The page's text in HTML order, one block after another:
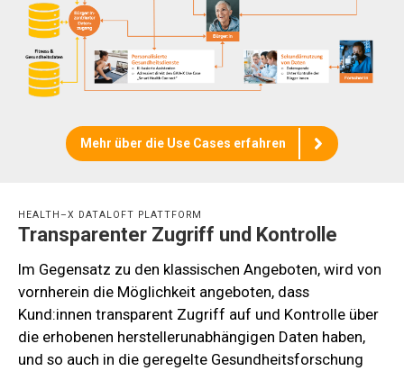
Mehr über die Use Cases erfahren
HEALTH–X DATALOFT PLATTFORM
Transparenter Zugriff und Kontrolle
Im Gegensatz zu den klassischen Angeboten, wird von
vornherein die Möglichkeit angeboten, dass
Kund:innen transparent Zugriff auf und Kontrolle über
die erhobenen herstellerunabhängigen Daten haben,
und so auch in die geregelte Gesundheitsforschung